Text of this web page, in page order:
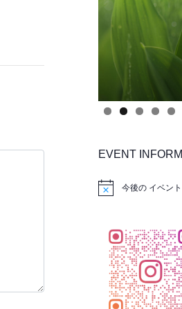
EVENT
今後の イベン